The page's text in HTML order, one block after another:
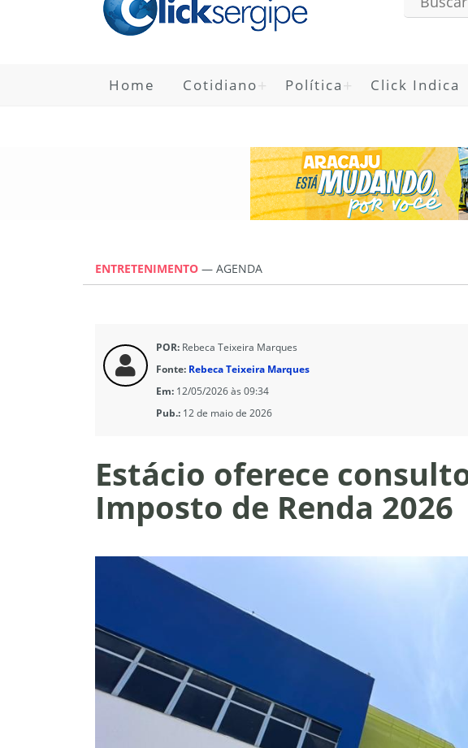
Home Cotidiano Política Click Indica
ENTRETENIMENTO — AGENDA
POR: Rebeca Teixeira Marques
Fonte: Rebeca Teixeira Marques
Em: 12/05/2026 às 09:34
Pub.: 12 de maio de 2026
Estácio oferece
Imposto de Renda 2026